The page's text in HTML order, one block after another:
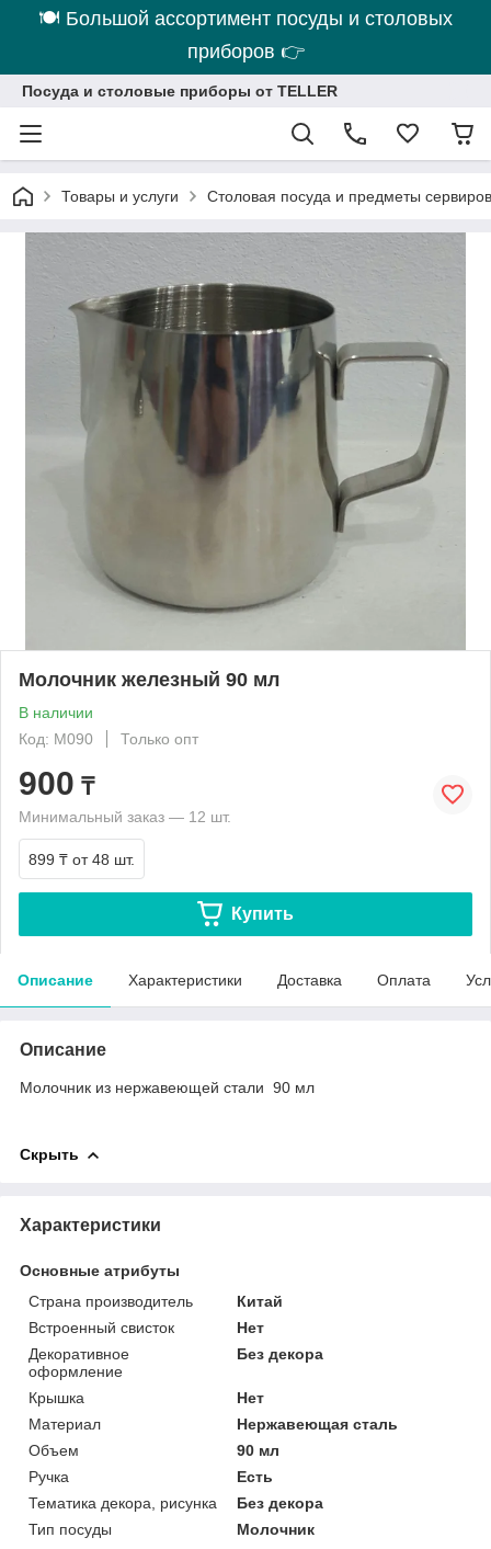
🍽 Большой ассортимент посуды и столовых
приборов 👉
Посуда и столовые приборы от TELLER
Товары и услуги Столовая посуда и предметы
Молочник железный 90 мл
В наличии
Код: M090
Только опт
900 ₸
Минимальный заказ — 12 шт.
899 ₸ от 48 шт.
Купить
Описание Характеристики Доставка Оплата
Описание
Молочник из нержавеющей стали 90 мл
Скрыть
Характеристики
Основные атрибуты
Страна производитель
Китай
Встроенный свисток
Нет
Декоративное
оформление
Без декора
Крышка
Нет
Материал
Нержавеющая сталь
Объем
90 мл
Ручка
Есть
Тематика декора, рисунка
Без декора
Тип посуды
Молочник